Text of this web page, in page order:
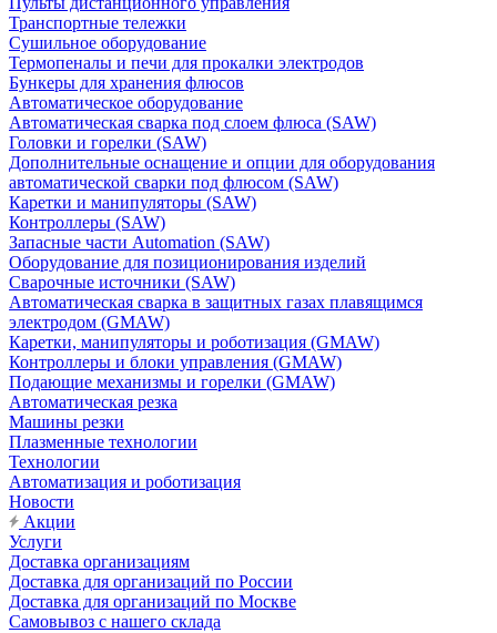
Транспортные тележки
Сушильное оборудование
Термопеналы и печи для прокалки электродов
Бункеры для хранения флюсов
Автоматическое оборудование
Автоматическая сварка под слоем флюса (SAW)
Головки и горелки (SAW)
Дополнительные оснащение и опции для оборудования
автоматической сварки под флюсом (SAW)
Каретки и манипуляторы (SAW)
Контроллеры (SAW)
Запасные части Automation (SAW)
Оборудование для позиционирования изделий
Сварочные источники (SAW)
Автоматическая сварка в защитных газах плавящимся
электродом (GMAW)
Каретки, манипуляторы и роботизация (GMAW)
Контроллеры и блоки управления (GMAW)
Подающие механизмы и горелки (GMAW)
Автоматическая резка
Машины резки
Плазменные технологии
Технологии
Автоматизация и роботизация
Новости
Акции
Услуги
Доставка организациям
Доставка для организаций по России
Доставка для организаций по Москве
Самовывоз с нашего склада